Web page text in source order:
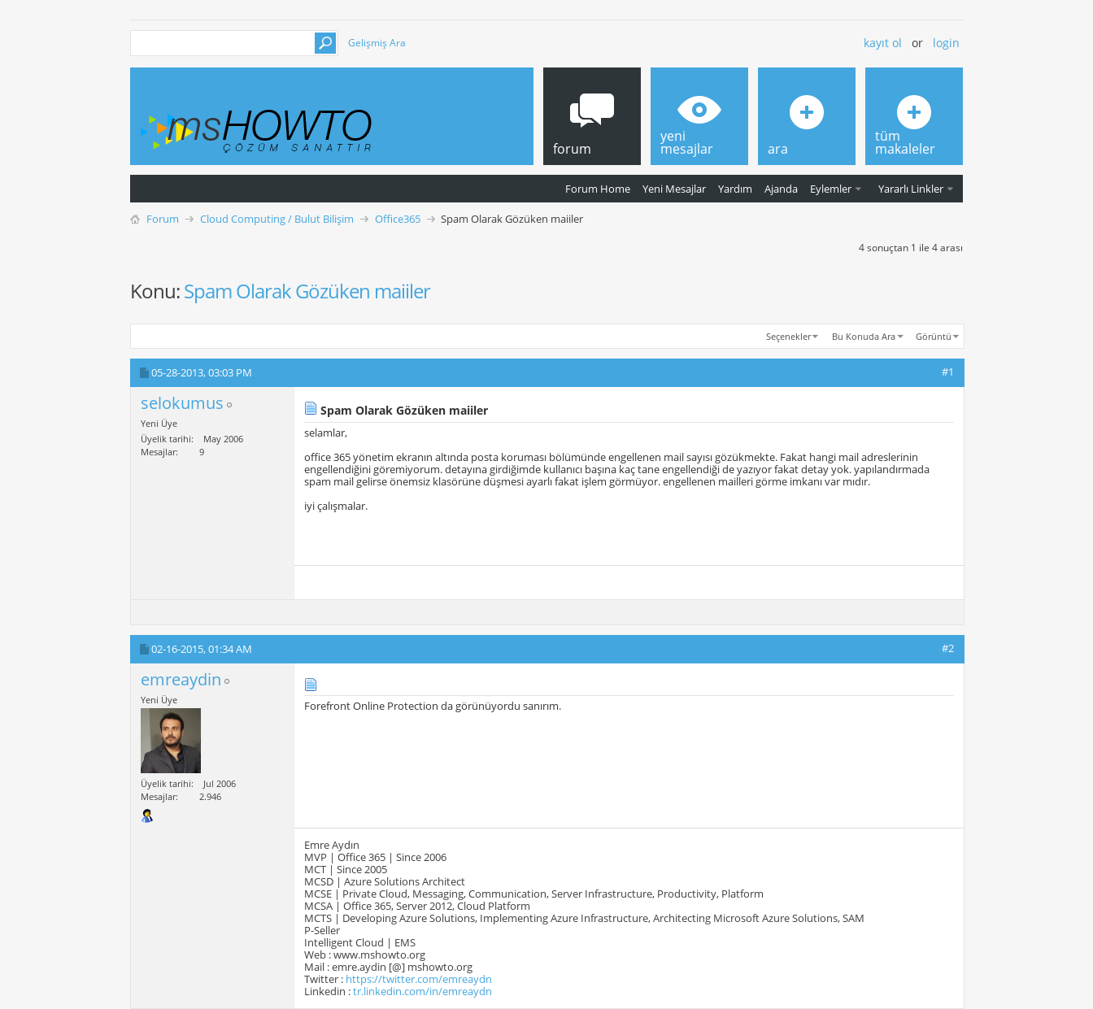
Gelişmiş Ara kayıt ol or login
forum
Forum Home Yeni Mesajlar Yardım Ajanda Eylemler Yararlı Linkler
yeni
mesajlar ara
tüm
makaleler
Forum Cloud Computing / Bulut Bilişim Office365 Spam Olarak Gözüken maiiler
4 sonuçtan 1 ile 4 arası
Konu:Spam Olarak Gözüken maiiler
Seçenekler Bu Konuda Ara Görüntü
05-28-2013,03:03 PM #1
selokumus
Yeni Üye
Üyelik tarihi
May 2006
Mesajlar
9
Spam Olarak Gözüken maiiler
selamlar,
office 365 yönetim ekranın altında posta koruması bölümünde engellenen mail sayısı gözükmekte. Fakat hangi mail adreslerinin
engellendiğini göremiyorum. detayına girdiğimde kullanıcı başına kaç tane engellendiği de yazıyor fakat detay yok. yapılandırmada
spam mail gelirse önemsiz klasörüne düşmesi ayarlı fakat işlem görmüyor. engellenen mailleri görme imkanı var mıdır.
iyi çalışmalar.
02-16-2015,01:34 AM #2
emreaydin
Yeni Üye
Üyelik tarihi
Jul 2006
Mesajlar
2.946
Forefront Online Protection da görünüyordu sanırım.
Emre Aydın
MVP | Office 365 | Since 2006
MCT | Since 2005
MCSD | Azure Solutions Architect
MCSE | Private Cloud, Messaging, Communication, Server Infrastructure, Productivity, Platform
MCSA | Office 365, Server 2012, Cloud Platform
MCTS | Developing Azure Solutions, Implementing Azure Infrastructure, Architecting Microsoft Azure Solutions, SAM
P-Seller
Intelligent Cloud | EMS
Web : www.mshowto.org
Mail : emre.aydin [@] mshowto.org
Twitter : https://twitter.com/emreaydn
Linkedin :tr.linkedin.com/in/emreaydn